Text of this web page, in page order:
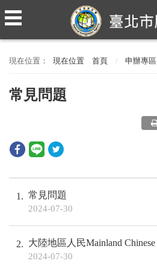
現在位置 首頁 申辦專區
常見問題
1 常見問題
2024-07-30
2 大陸地區人民Mainland Chinese
2024-07-30